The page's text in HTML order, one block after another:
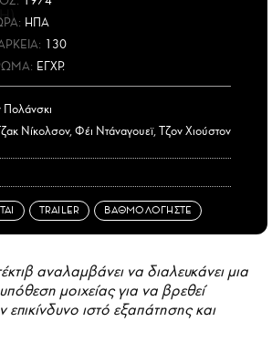
: ΗΠΑ
130
ΕΓΧΡ.
Πολάνσκι
Νίκολσον, Φέι Ντάναγουεϊ, Τζον Χιούστον
TRAILER ΒΑΘΜΟΛΟΓΗΣΤΕ
αναλαμβάνει να διαλευκάνει μια
μοιχείας για να βρεθεί
επικίνδυνο ιστό εξαπάτησης και